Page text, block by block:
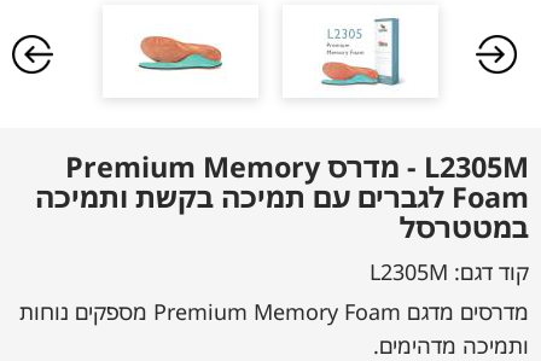
L2305M - מדרס Premium Memory
Foam לגברים עם תמיכה בקשת ותמיכה
במטטרסל
קוד דגם: L2305M
מדרסים מדגם Premium Memory Foam מספקים נוחות
ותמיכה מדהימים.